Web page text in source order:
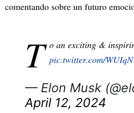
comentando sobre un futuro
T o an exciting &
pic.twitter.com/
— Elon Musk
April 12, 2024